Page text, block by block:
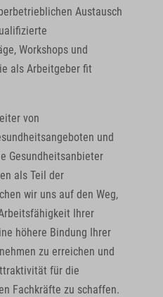
Austausch
Workshops und
als Arbeitgeber fit
von
und
Gesundheitsanbieter
als Teil der
wir uns auf den Weg,
Ihrer
höhere Bindung Ihrer
zu erreichen und
für die
Fachkräfte zu schaffen.